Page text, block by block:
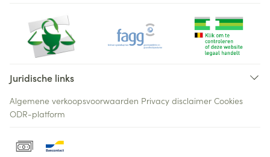
Juridische links
Algemene verkoopsvoorwaarden Privacy disclaimer Cookies
ODR-platform